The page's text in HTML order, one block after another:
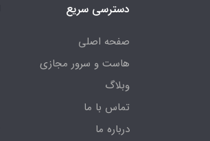
دسترسی سریع
صفحه اصلی
هاست و سرور مجازی
وبلاگ
تماس با ما
درباره ما